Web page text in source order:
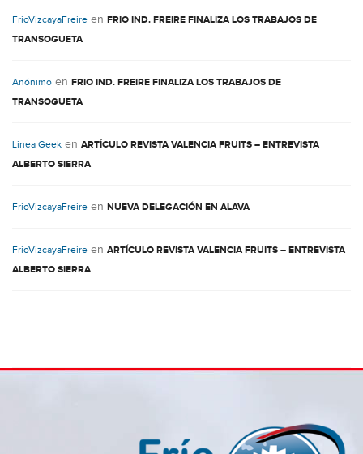
FrioVizcayaFreire en FRIO IND. FREIRE FINALIZA LOS TRABAJOS DE
TRANSOGUETA
Anónimo en FRIO IND. FREIRE FINALIZA LOS TRABAJOS DE
TRANSOGUETA
Linea Geek en ARTÍCULO REVISTA VALENCIA FRUITS – ENTREVISTA
ALBERTO SIERRA
FrioVizcayaFreire en NUEVA DELEGACIÓN EN ALAVA
FrioVizcayaFreire en ARTÍCULO REVISTA VALENCIA FRUITS – ENTREVISTA
ALBERTO SIERRA